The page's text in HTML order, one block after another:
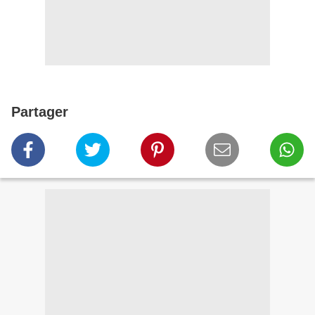
Partager